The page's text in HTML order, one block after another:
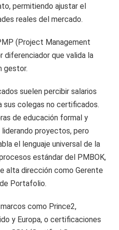
permitiendo ajustar el
reales del mercado.
(Project Management
diferenciador que valida la
gestor.
suelen percibir salarios
sus colegas no certificados.
de educación formal y
proyectos, pero
el lenguaje universal de la
estándar del PMBOK,
alta dirección como Gerente
Portafolio.
como Prince2,
y Europa, o certificaciones